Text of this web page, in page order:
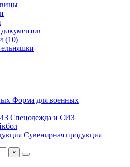
(10)
Форма для военных
Спецодежда и СИЗ
Сувенирная продукция
×